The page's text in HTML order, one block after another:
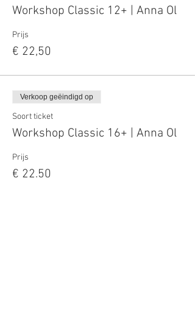
Workshop Classic 12+ | Anna Ol
Prijs
€ 22,50
Verkoop geëindigd op
Soort ticket
Workshop Classic 16+ | Anna Ol
Prijs
€ 22,50